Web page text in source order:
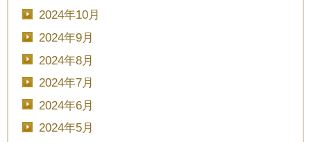
2024年10月
2024年9月
2024年8月
2024年7月
2024年6月
2024年5月